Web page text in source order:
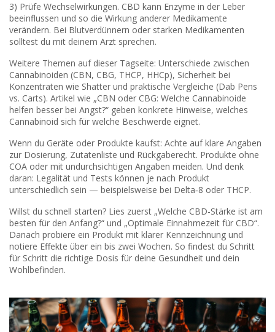
3) Prüfe Wechselwirkungen. CBD kann Enzyme in der Leber
beeinflussen und so die Wirkung anderer Medikamente
verändern. Bei Blutverdünnern oder starken Medikamenten
solltest du mit deinem Arzt sprechen.
Weitere Themen auf dieser Tagseite: Unterschiede zwischen
Cannabinoiden (CBN, CBG, THCP, HHCp), Sicherheit bei
Konzentraten wie Shatter und praktische Vergleiche (Dab Pens
vs. Carts). Artikel wie „CBN oder CBG: Welche Cannabinoide
helfen besser bei Angst?“ geben konkrete Hinweise, welches
Cannabinoid sich für welche Beschwerde eignet.
Wenn du Geräte oder Produkte kaufst: Achte auf klare Angaben
zur Dosierung, Zutatenliste und Rückgaberecht. Produkte ohne
COA oder mit undurchsichtigen Angaben meiden. Und denk
daran: Legalität und Tests können je nach Produkt
unterschiedlich sein — beispielsweise bei Delta‑8 oder THCP.
Willst du schnell starten? Lies zuerst „Welche CBD-Stärke ist am
besten für den Anfang?“ und „Optimale Einnahmezeit für CBD“.
Danach probiere ein Produkt mit klarer Kennzeichnung und
notiere Effekte über ein bis zwei Wochen. So findest du Schritt
für Schritt die richtige Dosis für deine Gesundheit und dein
Wohlbefinden.